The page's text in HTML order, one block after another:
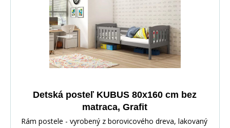
Detská posteľ KUBUS 80x160 cm bez
matraca, Grafit
Rám postele - vyrobený z borovicového dreva, lakovaný